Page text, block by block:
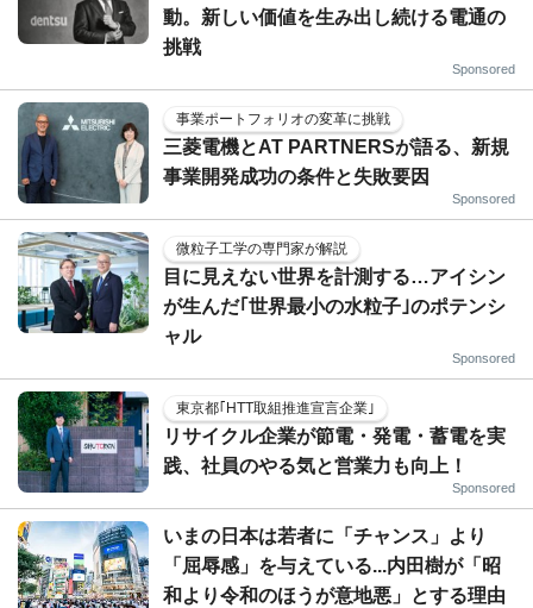
動。新しい価値を生み出し続ける電通の
挑戦
Sponsored
事業ポートフォリオの変革に挑戦
三菱電機とAT PARTNERSが語る、新規
事業開発成功の条件と失敗要因
Sponsored
微粒子工学の専門家が解説
目に見えない世界を計測する…アイシン
が生んだ｢世界最小の水粒子｣のポテンシ
ャル
Sponsored
東京都｢HTT取組推進宣言企業｣
リサイクル企業が節電・発電・蓄電を実
践、社員のやる気と営業力も向上！
Sponsored
いまの日本は若者に「チャンス」より
「屈辱感」を与えている...内田樹が「昭
和より令和のほうが意地悪」とする理由